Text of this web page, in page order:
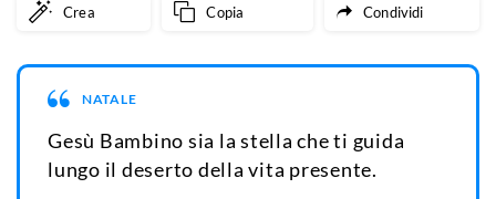
Crea Copia Condividi
NATALE
Gesù Bambino sia la stella che ti guida
lungo il deserto della vita presente.